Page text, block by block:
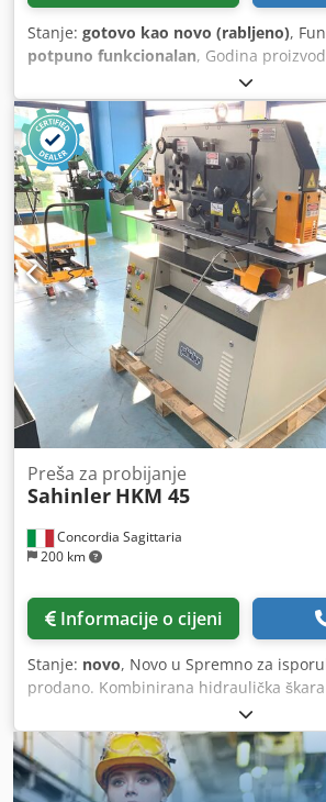
Stanje: gotovo kao novo (rabljeno),
potpuno funkcionalan, Godina
CE oznaka, daljinski upravljač
zaustavljanje u nuždi, HIDRAULIČNI
FICEP MOD. SP 40 Dobro korišteno u
Primijenjena snaga: Tona 40 Maks.
debljini: 32 x 10 mm. Šupljina: mm 510
Emvsikjck Radna visina: 955 mm
0 do 40 mm Neto težina: 860 kg
x 1700 (v) Snaga motora kW 4. Uređaj
promjera 46 mm uključen je u isporuku.
Concordia Sagittaria
200 km
Preša za probijanje
Sahinler HKM 45
Informacije o cijeni
Stanje: novo, Novo u Spremno za
prodano. Kombinirana hidraulička
stanica, probojna stanica s mehaničkim
podesivim hodom klipa, urezivanje,
profila s podesivim zaustavljanjem s
upravljanjem rezanjem, nožna